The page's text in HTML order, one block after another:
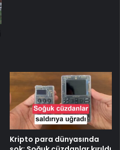
Kripto para dünyasında